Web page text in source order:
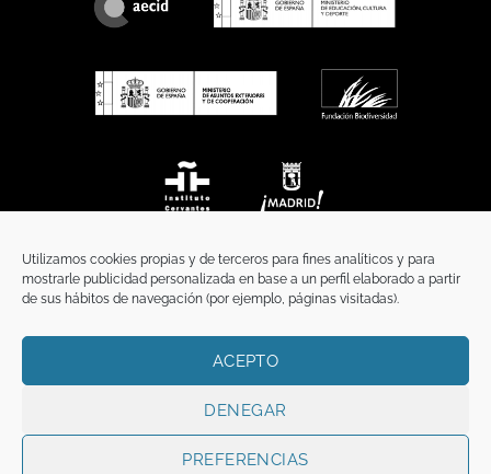
Utilizamos cookies propias y de terceros para fines analíticos y para
mostrarle publicidad personalizada en base a un perfil elaborado a partir
de sus hábitos de navegación (por ejemplo, páginas visitadas).
ACEPTO
DENEGAR
PREFERENCIAS
TÉRMINOS Y CONDICIONES
Copyright 2026 ©FunciFUNCI es titular de los derechos de propiedad
intelectual e industrial de este sitio web, y es también titular o tiene la